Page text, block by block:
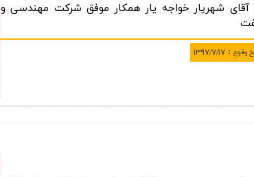
آقای شهریار خواجه یار همكار موفق شركت مهندسی و
وقوع :۱۳۹۷/۷/۱۷